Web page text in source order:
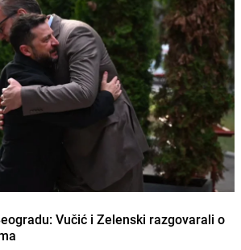
Vučić i Zelenski razgovarali o